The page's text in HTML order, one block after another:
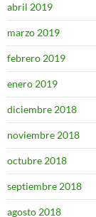
abril 2019
marzo 2019
febrero 2019
enero 2019
diciembre 2018
noviembre 2018
octubre 2018
septiembre 2018
agosto 2018